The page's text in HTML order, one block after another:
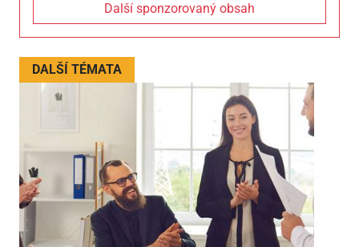
Další sponzorovaný obsah
DALŠÍ TÉMATA